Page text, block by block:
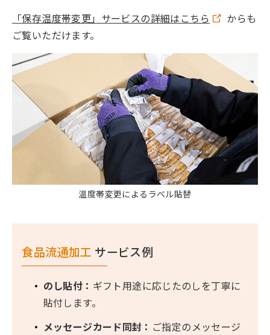
「保存温度帯変更」サービスの詳細はこちら
からも
ご覧いただけます。
温度帯変更によるラベル貼替
食品流通加工 サービス例
のし貼付： ギフト用途に応じたのしを丁寧に
貼付します。
メッセージカード同封： ご指定のメッセージ